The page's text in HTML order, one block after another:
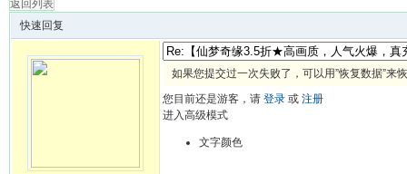
返回列表
快速回复
如果您提交过一次失败了，可以用”恢复数据”来
您目前还是游客，请 登录 或 注册
进入高级模式
文字颜色